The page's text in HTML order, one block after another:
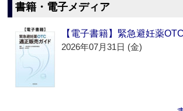
書籍・電子メディア
【電子書籍】緊急避妊薬
2026年07月31日 (金)